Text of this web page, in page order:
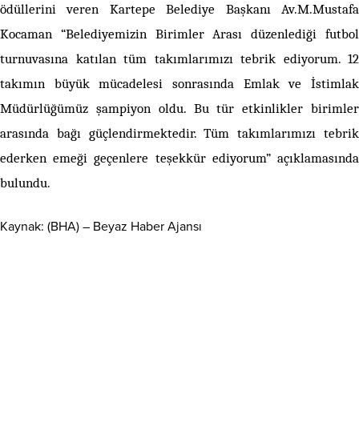
ödüllerini veren Kartepe Belediye Başkanı Av.M.Mustafa
Kocaman “Belediyemizin Birimler Arası düzenlediği futbol
turnuvasına katılan tüm takımlarımızı tebrik ediyorum. 12
takımın büyük mücadelesi sonrasında Emlak ve İstimlak
Müdürlüğümüz şampiyon oldu. Bu tür etkinlikler birimler
arasında bağı güçlendirmektedir. Tüm takımlarımızı tebrik
ederken emeği geçenlere teşekkür ediyorum” açıklamasında
bulundu.
Kaynak: (BHA) – Beyaz Haber Ajansı